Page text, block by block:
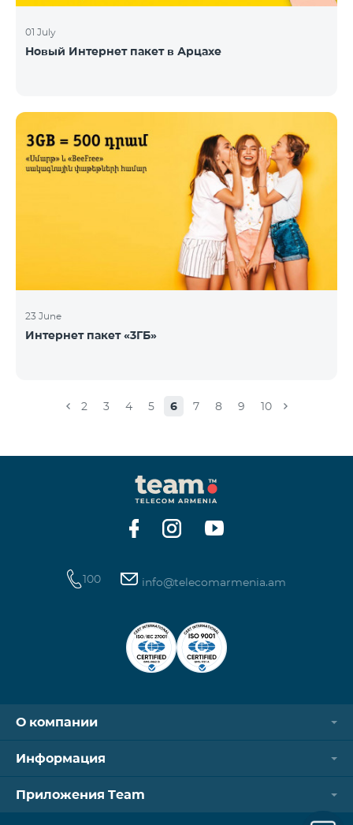
01 July
Новый Интернет пакет в Арцахе
23 June
Интернет пакет «3ГБ»
2 3 4 5 6 7 8 9 10
100 info@telecomarmenia.am
О компании
Информация
Приложения Team